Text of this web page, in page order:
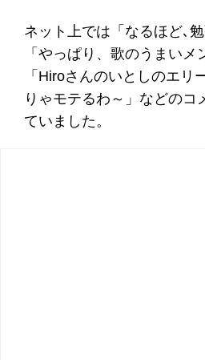
ネット上では「なるほど､
「やっぱり、歌のうまいメ
「Hiroさんのいとしのエリ
りゃモテるわ～」などのコ
ていました。